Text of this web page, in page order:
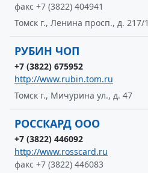
факс +7 (3822) 404941
Томск г., Ленина просп., д. 217/1
РУБИН ЧОП
+7 (3822) 675952
http://www.rubin.tom.ru
Томск г., Мичурина ул., д. 47
РОССКАРД ООО
+7 (3822) 446092
http://www.rosscard.ru
факс +7 (3822) 446083